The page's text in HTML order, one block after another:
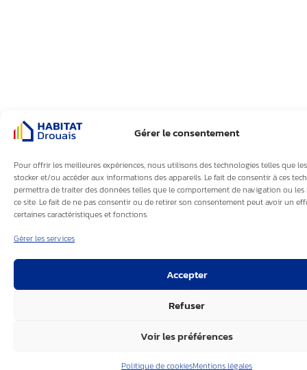
Gérer le consentement
Pour offrir les meilleures expériences, nous utilisons des technologies telles que
stocker et/ou accéder aux informations des appareils. Le fait de consentir à ces
permettra de traiter des données telles que le comportement de navigation ou les
ce site. Le fait de ne pas consentir ou de retirer son consentement peut avoir un
certaines caractéristiques et fonctions.
Gérer les services
Accepter
Refuser
Voir les préférences
Politique de cookiesMentions légales